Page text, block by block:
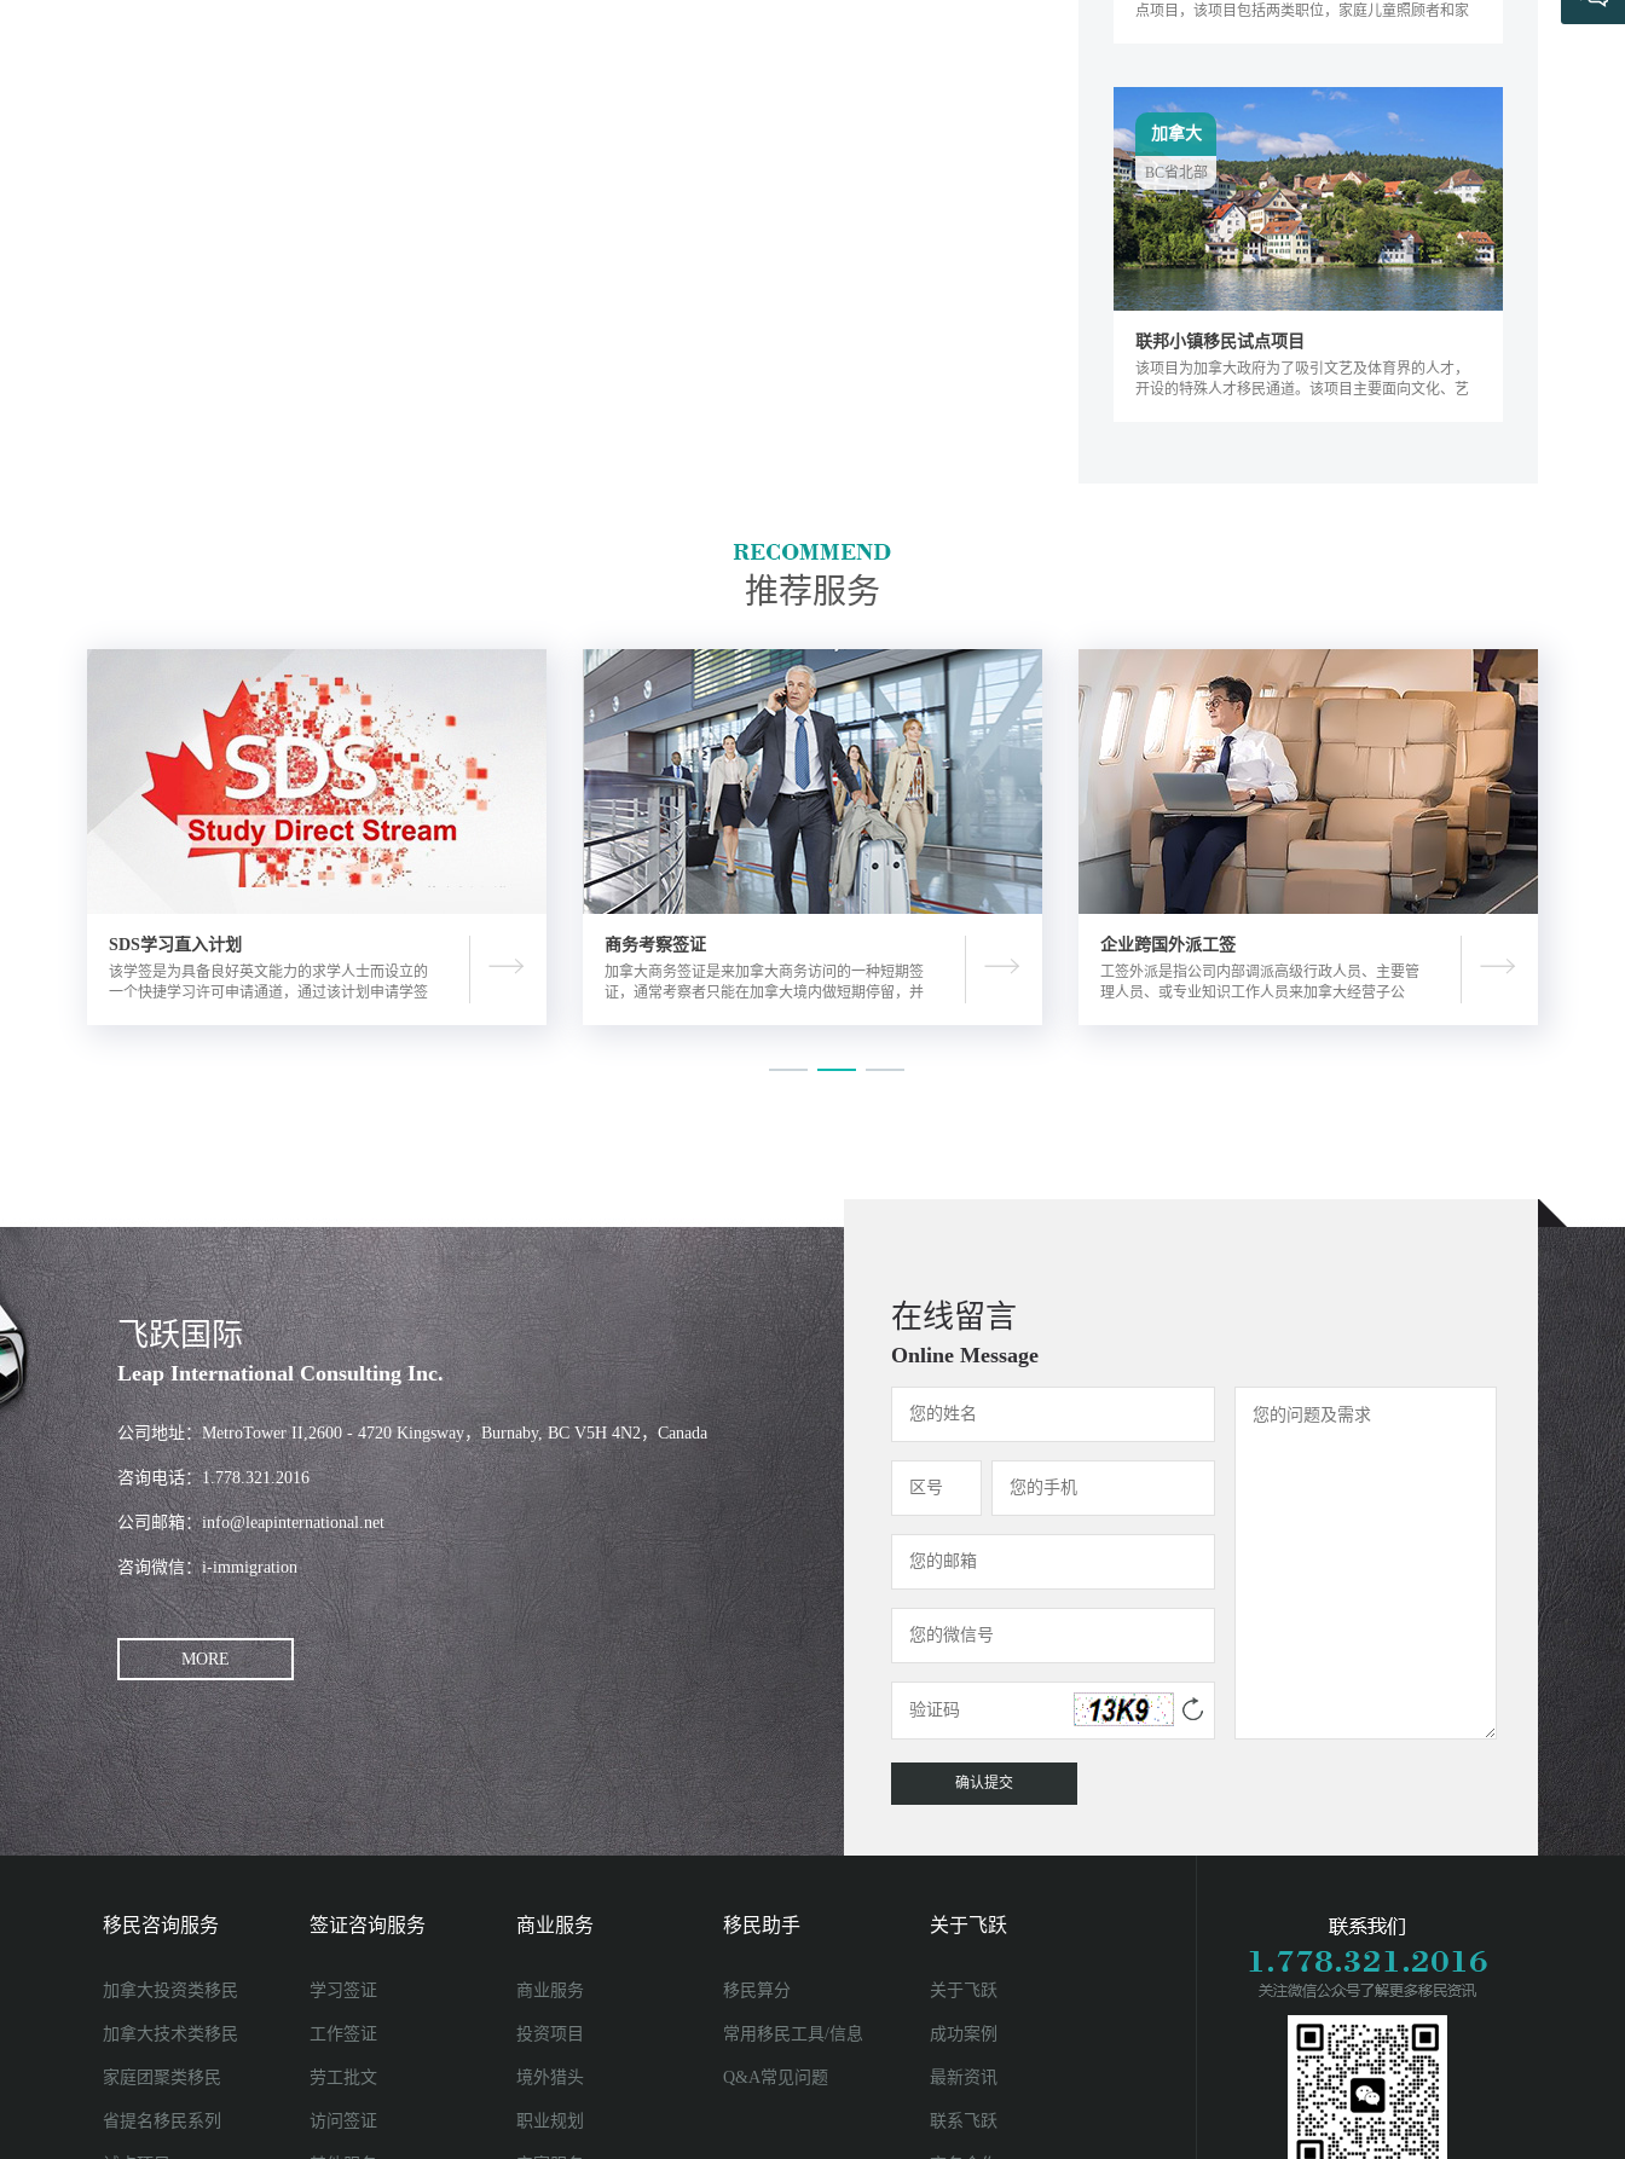
点项目，该项目包括两类职位，家庭儿童照顾者和家
联邦小镇移民试点项目
该项目为加拿大政府为了吸引文艺及体育界的人才，
开设的特殊人才移民通道。该项目主要面向文化、艺
加拿大
BC省北部
推荐服务
SDS学习直入计划
该学签是为具备良好英文能力的求学人士而设立的
一个快捷学习许可申请通道，通过该计划申请学签
商务考察签证
加拿大商务签证是来加拿大商务访问的一种短期签
证，通常考察者只能在加拿大境内做短期停留，并
企业跨国外派工签
工签外派是指公司内部调派高级行政人员、主要管
理人员、或专业知识工作人员来加拿大经营子公
飞跃国际
Leap International Consulting Inc.
公司地址：MetroTower II,2600 - 4720 Kingsway，Burnaby, BC V5H 4N2，Canada
咨询电话：1.778.321.2016
公司邮箱：info@leapinternational.net
咨询微信：i-immigration
MORE
在线留言
Online Message
移民咨询服务
加拿大投资类移民
加拿大技术类移民
家庭团聚类移民
省提名移民系列
签证咨询服务
学习签证
工作签证
劳工批文
访问签证
商业服务
商业服务
投资项目
境外猎头
职业规划
移民助手
移民算分
常用移民工具/信息
Q&A常见问题
关于飞跃
关于飞跃
成功案例
最新资讯
联系飞跃